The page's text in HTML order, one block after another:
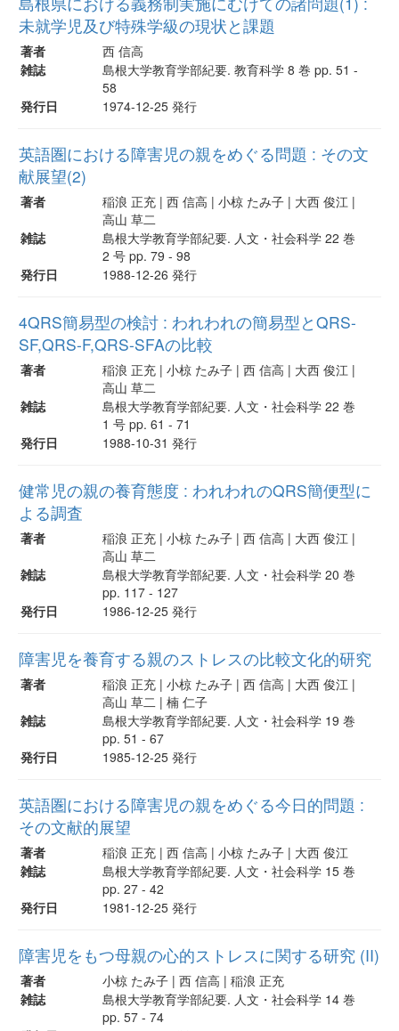
未就学児及び特殊学級の現状と課題
著者
西 信高
雑誌
島根大学教育学部紀要. 教育科学 8 巻 pp. 51 -
58
発行日
1974-12-25 発行
英語圏における障害児の親をめぐる問題 : その文
献展望(2)
著者
稲浪 正充 | 西 信高 | 小椋 たみ子 | 大西 俊江 |
高山 草二
雑誌
島根大学教育学部紀要. 人文・社会科学 22 巻
2 号 pp. 79 - 98
発行日
1988-12-26 発行
4QRS簡易型の検討 : われわれの簡易型とQRS-
SF,QRS-F,QRS-SFAの比較
著者
稲浪 正充 | 小椋 たみ子 | 西 信高 | 大西 俊江 |
高山 草二
雑誌
島根大学教育学部紀要. 人文・社会科学 22 巻
1 号 pp. 61 - 71
発行日
1988-10-31 発行
健常児の親の養育態度 : われわれのQRS簡便型に
よる調査
著者
稲浪 正充 | 小椋 たみ子 | 西 信高 | 大西 俊江 |
高山 草二
雑誌
島根大学教育学部紀要. 人文・社会科学 20 巻
pp. 117 - 127
発行日
1986-12-25 発行
障害児を養育する親のストレスの比較文化的研究
著者
稲浪 正充 | 小椋 たみ子 | 西 信高 | 大西 俊江 |
高山 草二 | 楠 仁子
雑誌
島根大学教育学部紀要. 人文・社会科学 19 巻
pp. 51 - 67
発行日
1985-12-25 発行
英語圏における障害児の親をめぐる今日的問題 :
その文献的展望
著者
稲浪 正充 | 西 信高 | 小椋 たみ子 | 大西 俊江
雑誌
島根大学教育学部紀要. 人文・社会科学 15 巻
pp. 27 - 42
発行日
1981-12-25 発行
障害児をもつ母親の心的ストレスに関する研究 (II)
著者
小椋 たみ子 | 西 信高 | 稲浪 正充
雑誌
島根大学教育学部紀要. 人文・社会科学 14 巻
pp. 57 - 74